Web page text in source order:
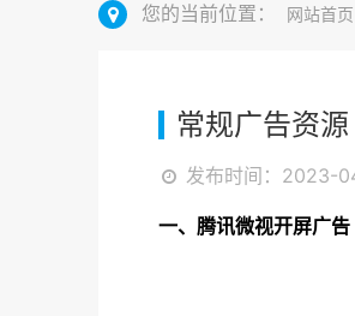
您的当前位置： 网站首页
常规广告资
发布时间：2023-
一、腾讯微视开屏广告